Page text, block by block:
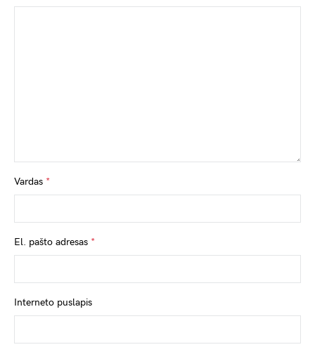
Vardas *
El. pašto adresas *
Interneto puslapis